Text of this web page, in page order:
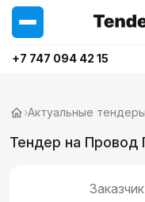
+7 747 094 42 15
›Актуальные тендеры
Тендер на